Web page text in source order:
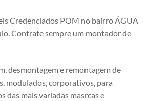
Credenciados POM no bairro ÁGUA
Contrate sempre um montador de
desmontagem e remontagem de
modulados, corporativos, para
das mais variadas masrcas e